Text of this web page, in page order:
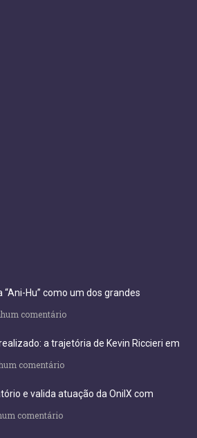
“Ani-Hu” como um dos grandes
comentário
a trajetória de Kevin Riccieri em
comentário
e valida atuação da OnilX com
comentário